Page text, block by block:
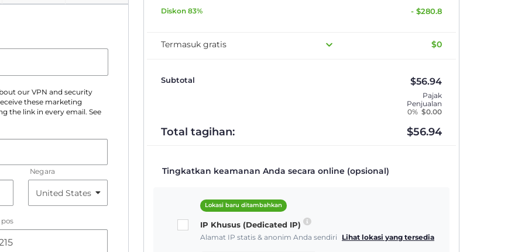
our VPN and security
these marketing
the link in every email. See
Negara
Diskon 83% - $280.8
Termasuk gratis $0
Subtotal $56.94
Pajak
Penjualan
0% $0.00
Total tagihan: $56.94
Tingkatkan keamanan Anda secara online (opsional)
Lokasi baru ditambahkan
IP Khusus (Dedicated IP)
Alamat IP statis & anonim Anda sendiri Lihat lokasi yang tersedia